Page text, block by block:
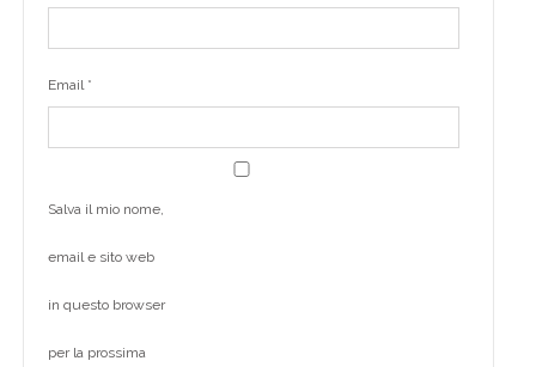
Email *
Salva il mio nome,
email e sito web
in questo browser
per la prossima